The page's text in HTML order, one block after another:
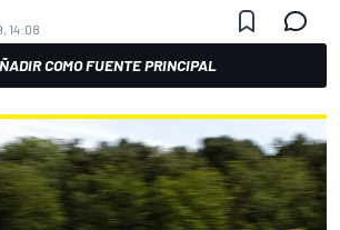
14:08
COMO FUENTE PRINCIPAL